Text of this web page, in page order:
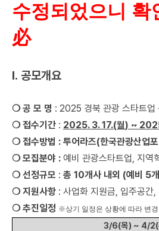
수정되었으니 확
必
Ⅰ. 공모개요
❍공 모 명 : 2025 경북 관광 스타트업
❍접수기간 : 2025. 3. 17.(월) ~
❍접수방법 : 투어라즈(한국관광산업
❍모집분야 : 예비 관광스타트업, 지역
❍선정규모 : 총 10개사 내외 (예비 5
❍지원사항 : 사업화 지원금, 입주공간,
❍추진일정 ※상기 일정은 상황에 따라 변
3/6(목) ~ 4/2(